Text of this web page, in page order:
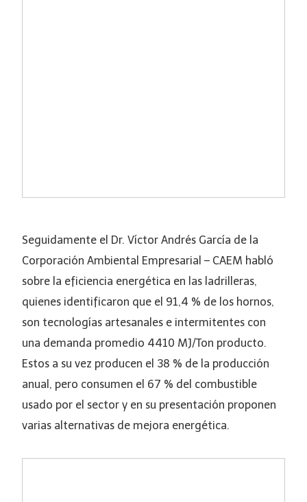
Seguidamente el Dr. Víctor Andrés García de la
Corporación Ambiental Empresarial – CAEM habló
sobre la eficiencia energética en las ladrilleras,
quienes identificaron que el 91,4 % de los hornos,
son tecnologías artesanales e intermitentes con
una demanda promedio 4410 MJ/Ton producto.
Estos a su vez producen el 38 % de la producción
anual, pero consumen el 67 % del combustible
usado por el sector y en su presentación proponen
varias alternativas de mejora energética.